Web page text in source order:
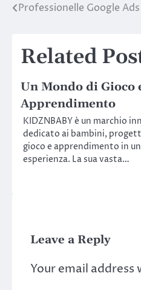
Post
Professionelle Google
Related
Un Mondo di Gioco
Apprendimento
KIDZNBABY è un marchio
dedicato ai bambini,
gioco e apprendimento in
esperienza. La sua vasta…
Leave a Reply
Your email